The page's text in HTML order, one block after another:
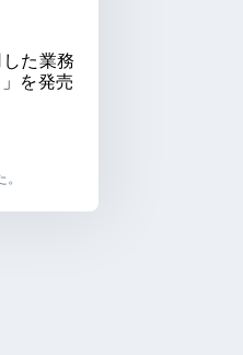
た業務
を発売